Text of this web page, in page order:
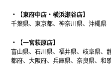
【東府中店・横浜瀬谷店】
千葉県、東京都、神奈川県、沖縄県
【一宮萩原店】
富山県、石川県、福井県、岐阜県、
都府、大阪府、兵庫県、奈良県、和